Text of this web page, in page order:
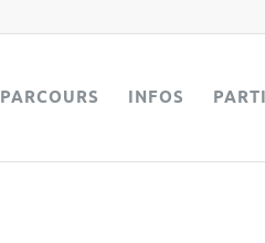
PARCOURS INFOS